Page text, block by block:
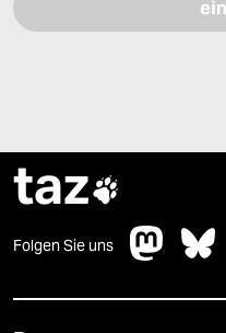
taz
Folgen Sie uns